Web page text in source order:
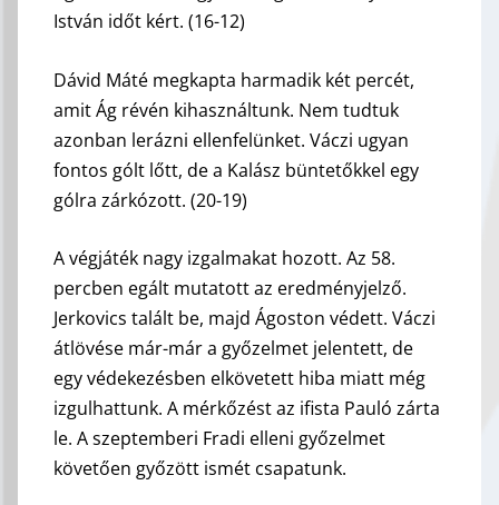
István időt kért. (16-12)
Dávid Máté megkapta harmadik két percét,
amit Ág révén kihasználtunk. Nem tudtuk
azonban lerázni ellenfelünket. Váczi ugyan
fontos gólt lőtt, de a Kalász büntetőkkel egy
gólra zárkózott. (20-19)
A végjáték nagy izgalmakat hozott. Az 58.
percben egált mutatott az eredményjelző.
Jerkovics talált be, majd Ágoston védett. Váczi
átlövése már-már a győzelmet jelentett, de
egy védekezésben elkövetett hiba miatt még
izgulhattunk. A mérkőzést az ifista Pauló zárta
le. A szeptemberi Fradi elleni győzelmet
követően győzött ismét csapatunk.